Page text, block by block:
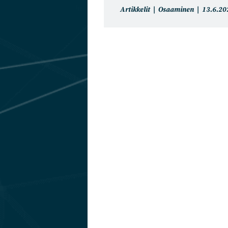
Artikkelin
Artikkelit Osaaminen
Artikkeli